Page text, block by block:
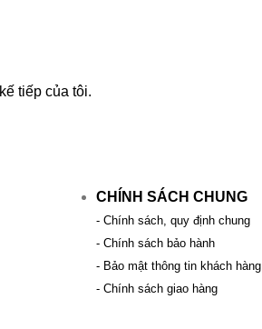
tiếp của tôi.
CHÍNH SÁCH CHUNG
- Chính sách, quy định chung
- Chính sách bảo hành
- Bảo mật thông tin khách hàng
- Chính sách giao hàng